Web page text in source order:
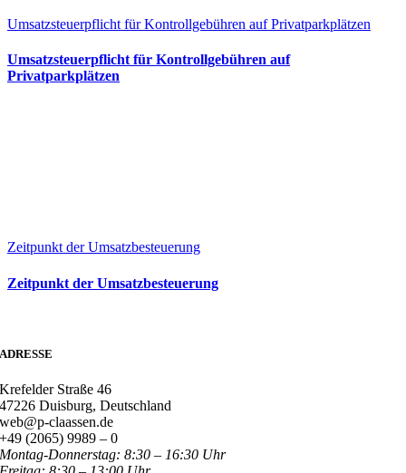
Umsatzsteuerpflicht für Kontrollgebühren auf Privatparkplätzen
Umsatzsteuerpflicht für Kontrollgebühren auf
Privatparkplätzen
Zeitpunkt der Umsatzbesteuerung
Zeitpunkt der Umsatzbesteuerung
ADRESSE
Krefelder Straße 46
47226 Duisburg, Deutschland
web@p-claassen.de
+49 (2065) 9989 – 0
Montag-Donnerstag: 8:30 – 16:30 Uhr